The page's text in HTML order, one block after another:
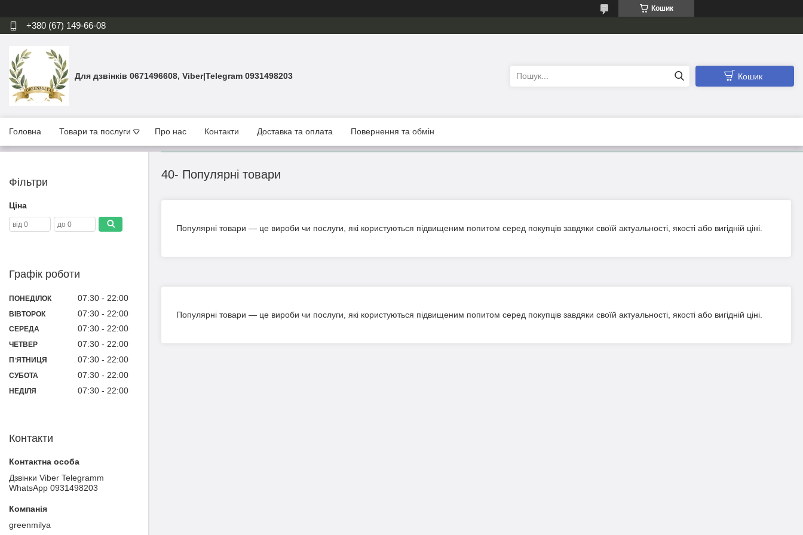
Кошик
+380 (67) 149-66-08
Для дзвінків 0671496608, Viber|Telegram 0931498203 Кошик
Головна Товари та послуги Про нас Контакти Доставка та оплата Повернення та обмін
40- Популярні товари
Популярні товари — це вироби чи послуги, які користуються підвищеним попитом серед покупців завдяки своїй актуальності, якості або вигідній ціні.
Популярні товари — це вироби чи послуги, які користуються підвищеним попитом серед покупців завдяки своїй актуальності, якості або вигідній ціні.
Фільтри
Ціна
Графік роботи
ПОНЕДІЛОК 07:30 22:00
ВІВТОРОК 07:30 22:00
СЕРЕДА 07:30 22:00
ЧЕТВЕР 07:30 22:00
ПʼЯТНИЦЯ 07:30 22:00
СУБОТА 07:30 22:00
НЕДІЛЯ 07:30 22:00
Контакти
Дзвінки Viber Telegramm
WhatsApp 0931498203
greenmilya